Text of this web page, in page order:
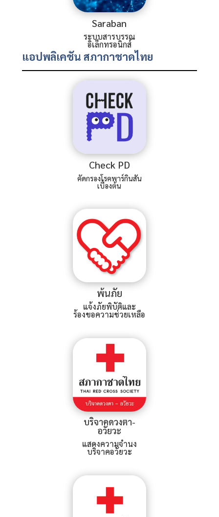
Saraban
ระบบสารบรรณ
อิเล็กทรอนิกส์
แอปพลิเคชัน สภากาชาดไทย
Check PD
คัดกรองโรคพาร์กินสัน
เบื้องต้น
พ้นภัย
แจ้งภัยพิบัติและ
ร้องขอความช่วยเหลือ
บริจาคดวงตา-
อวัยวะ
แสดงความจำนง
บริจาคอวัยวะ